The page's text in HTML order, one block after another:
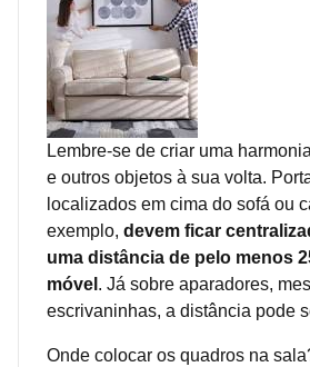
Lembre-se de criar uma
e outros objetos à sua volta.
localizados em cima do sofá ou
exemplo, devem ficar
uma distância de pelo menos
móvel . Já sobre aparadores,
escrivaninhas, a distância pode
Onde colocar os quadros na